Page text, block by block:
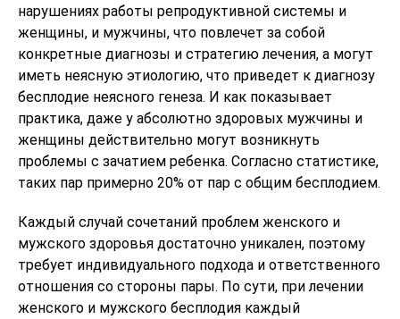
нарушениях работы репродуктивной системы и
женщины, и мужчины, что повлечет за собой
конкретные диагнозы и стратегию лечения, а могут
иметь неясную этиологию, что приведет к диагнозу
бесплодие неясного генеза. И как показывает
практика, даже у абсолютно здоровых мужчины и
женщины действительно могут возникнуть
проблемы с зачатием ребенка. Согласно статистике,
таких пар примерно 20% от пар с общим бесплодием.
Каждый случай сочетаний проблем женского и
мужского здоровья достаточно уникален, поэтому
требует индивидуального подхода и ответственного
отношения со стороны пары. По сути, при лечении
женского и мужского бесплодия каждый